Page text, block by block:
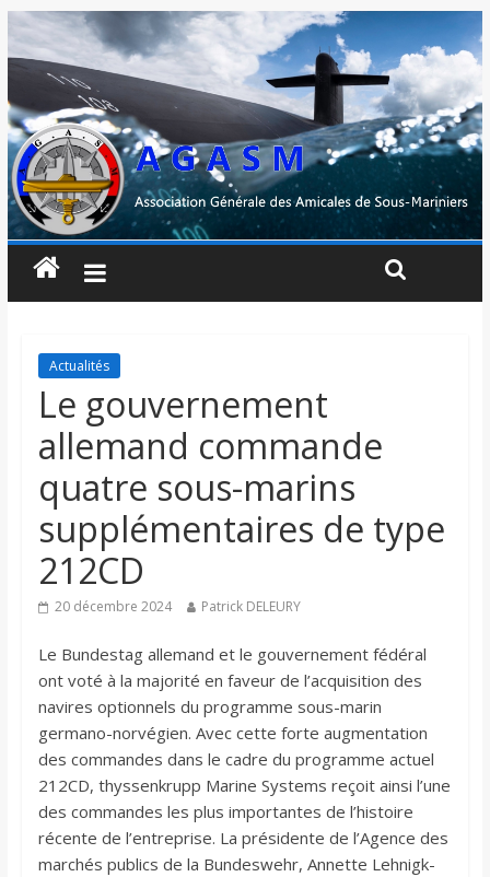
Actualités
Le gouvernement
allemand commande
quatre sous-marins
supplémentaires de type
212CD
20 décembre 2024 Patrick DELEURY
Le Bundestag allemand et le gouvernement fédéral
ont voté à la majorité en faveur de l’acquisition des
navires optionnels du programme sous-marin
germano-norvégien. Avec cette forte augmentation
des commandes dans le cadre du programme actuel
212CD, thyssenkrupp Marine Systems reçoit ainsi l’une
des commandes les plus importantes de l’histoire
récente de l’entreprise. La présidente de l’Agence des
marchés publics de la Bundeswehr, Annette Lehnigk-